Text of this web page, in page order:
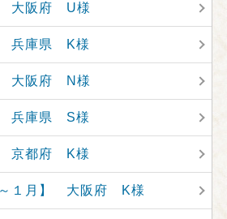
大阪府 U様
兵庫県 K様
大阪府 N様
兵庫県 S様
京都府 K様
～１月】 大阪府 K様